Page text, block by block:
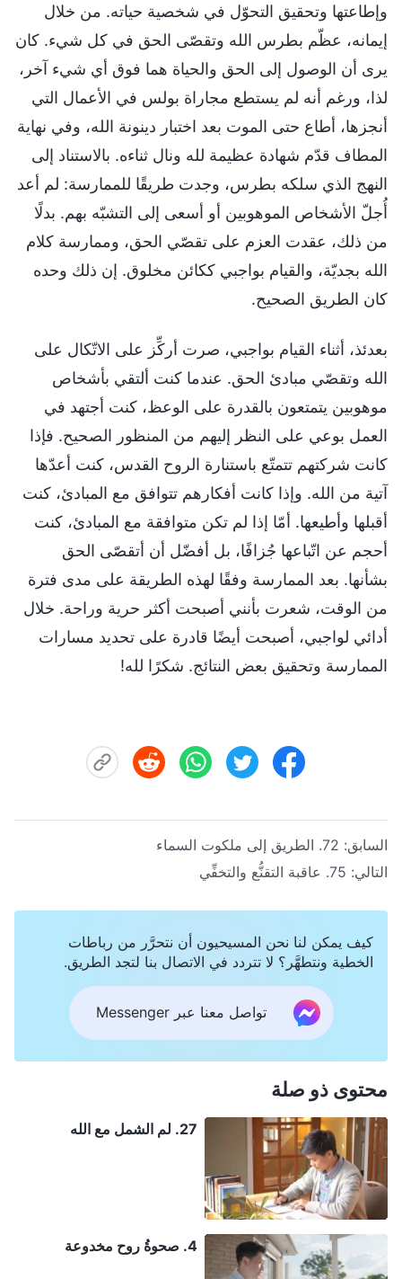
وإطاعتها وتحقيق التحوّل في شخصية حياته. من خلال
إيمانه، عظّم بطرس الله وتقصّى الحق في كل شيء. كان
يرى أن الوصول إلى الحق والحياة هما فوق أي شيء آخر،
لذا، ورغم أنه لم يستطع مجاراة بولس في الأعمال التي
أنجزها، أطاع حتى الموت بعد اختبار دينونة الله، وفي نهاية
المطاف قدّم شهادة عظيمة لله ونال ثناءه. بالاستناد إلى
النهج الذي سلكه بطرس، وجدت طريقًا للممارسة: لم أعد
أُجلّ الأشخاص الموهوبين أو أسعى إلى التشبّه بهم. بدلًا
من ذلك، عقدت العزم على تقصّي الحق، وممارسة كلام
الله بجديّة، والقيام بواجبي ككائن مخلوق. إن ذلك وحده
كان الطريق الصحيح.
بعدئذ، أثناء القيام بواجبي، صرت أركِّز على الاتّكال على
الله وتقصّي مبادئ الحق. عندما كنت ألتقي بأشخاص
موهوبين يتمتعون بالقدرة على الوعظ، كنت أجتهد في
العمل بوعي على النظر إليهم من المنظور الصحيح. فإذا
كانت شركتهم تتمتّع باستنارة الروح القدس، كنت أعدّها
آتية من الله. وإذا كانت أفكارهم تتوافق مع المبادئ، كنت
أقبلها وأطيعها. أمّا إذا لم تكن متوافقة مع المبادئ، كنت
أحجم عن اتّباعها جُزافًا، بل أفضّل أن أتقصّى الحق
بشأنها. بعد الممارسة وفقًا لهذه الطريقة على مدى فترة
من الوقت، شعرت بأنني أصبحت أكثر حرية وراحة. خلال
أدائي لواجبي، أصبحت أيضًا قادرة على تحديد مسارات
الممارسة وتحقيق بعض النتائج. شكرًا لله!
السابق: 72. الطريق إلى ملكوت السماء
التالي: 75. عاقبة التقنُّع والتخفِّي
كيف يمكن لنا نحن المسيحيون أن نتحرَّر من رباطات
الخطية ونتطهَّر؟ لا تتردد في الاتصال بنا لتجد الطريق.
تواصل معنا عبر Messenger
محتوى ذو صلة
27. لم الشمل مع الله
4. صحوةُ روح مخدوعة